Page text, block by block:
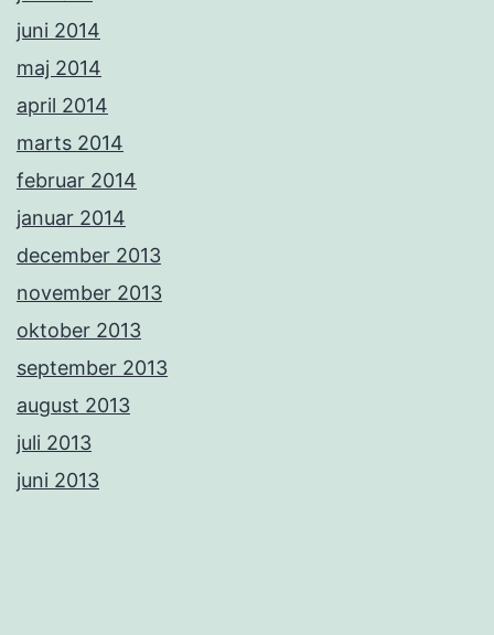
juni 2014
maj 2014
april 2014
marts 2014
februar 2014
januar 2014
december 2013
november 2013
oktober 2013
september 2013
august 2013
juli 2013
juni 2013